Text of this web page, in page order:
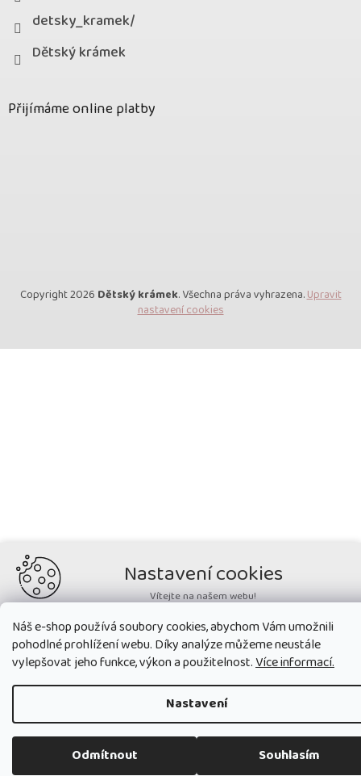
Náš e-shop používá soubory cookies, abychom Vám umožnili
pohodlné prohlížení webu. Díky analýze můžeme neustále
vylepšovat jeho funkce, výkon a použitelnost.Více informací.
Nastavení
Odmítnout Souhlasím
detsky_kramek/
Dětský krámek
Přijímáme online platby
Copyright 2026 Dětský krámek. Všechna práva vyhrazena.Upravit
nastavení cookies
Nastavení cookies
Vítejte na našem webu!
Potřebujeme nastavit cookies a související technologie, aby
zobrazovaný obsah odpovídal vašim potřebám a vy na webu nalezli
přesně to, co potřebujete. Soubory cookies používané na našem webu
nikdy neslouží ke zjišťování totožnosti uživatelů stránek.
Přijmout všechny cookies
Nastavit